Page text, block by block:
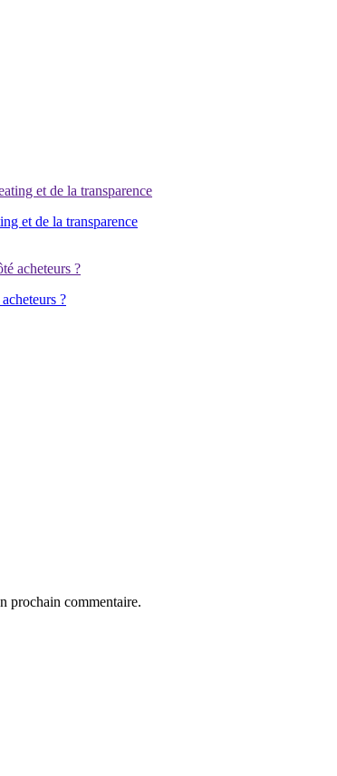
et de la transparence
?
prochain commentaire.